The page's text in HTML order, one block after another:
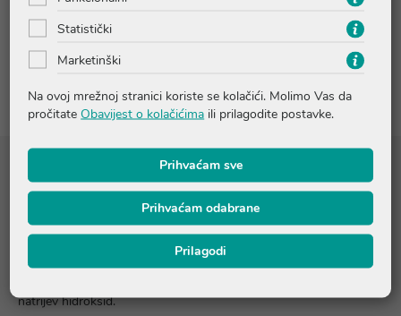
Pitanja i odgovori
Recenzije
Sastojci
Hemero Protect krema sadrži: vazelin, pročišćenu vodu,
parafinsko ulje, cetearilni alkohol, ceteth-20, stearilni alkohol,
glicerin, ekstrakt kamilice, fenoksietanol, beta-glukan (polisaharidi
natrijev hidroksid.
Statistički
Marketinški
Na ovoj mrežnoj stranici koriste se kolačići. Molimo Vas da
pročitate Obavijest o kolačićima ili prilagodite postavke.
Prihvaćam sve
Prihvaćam odabrane
Prilagodi